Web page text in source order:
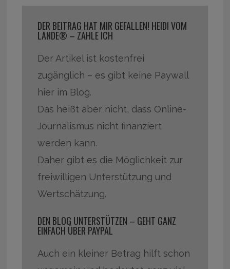
DER BEITRAG HAT MIR GEFALLEN! HEIDI VOM
LANDE® – ZAHLE ICH
Der Artikel ist kostenfrei
zugänglich – es gibt keine Paywall
hier im Blog.
Das heißt aber nicht, dass Online-
Journalismus nicht finanziert
werden kann.
Daher gibt es die Möglichkeit zur
freiwilligen Unterstützung und
Wertschätzung.
DEN BLOG UNTERSTÜTZEN – GEHT GANZ
EINFACH ÜBER PAYPAL
Auch ein kleiner Betrag hilft schon